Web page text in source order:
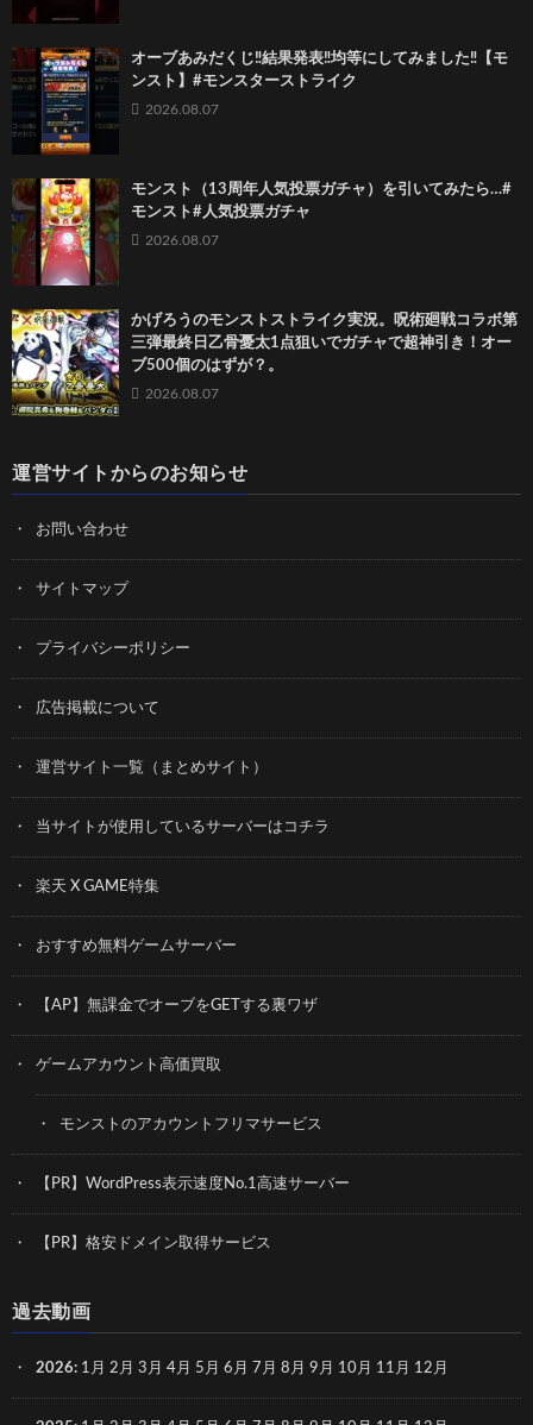
オーブあみだくじ‼️結果発表‼️均等にしてみました‼️【モ
ンスト】#モンスターストライク
2026.08.07
モンスト（13周年人気投票ガチャ）を引いてみたら…#
モンスト#人気投票ガチャ
2026.08.07
かげろうのモンストストライク実況。呪術廻戦コラボ第
三弾最終日乙骨憂太1点狙いでガチャで超神引き！オー
ブ500個のはずが？。
2026.08.07
運営サイトからのお知らせ
お問い合わせ
サイトマップ
プライバシーポリシー
広告掲載について
運営サイト一覧（まとめサイト）
当サイトが使用しているサーバーはコチラ
楽天 X GAME特集
おすすめ無料ゲームサーバー
【AP】無課金でオーブをGETする裏ワザ
ゲームアカウント高価買取
モンストのアカウントフリマサービス
【PR】WordPress表示速度No.1高速サーバー
【PR】格安ドメイン取得サービス
過去動画
2026: 1月 2月 3月 4月 5月 6月 7月 8月 9月 10月 11月 12月